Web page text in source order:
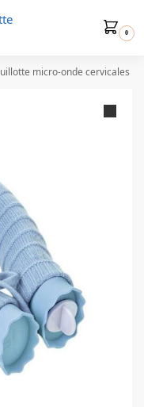
0
micro-onde cervicales